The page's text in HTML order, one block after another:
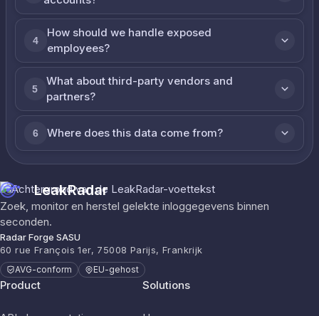
4
How should we handle exposed
employees?
5
What about third-party vendors and
partners?
6 Where does this data come from?
LeakRadar
Zoek, monitor en herstel gelekte inloggegevens binnen
seconden.
Radar Forge SASU
60 rue François 1er, 75008 Parijs, Frankrijk
AVG-conform EU-gehost
Product Solutions